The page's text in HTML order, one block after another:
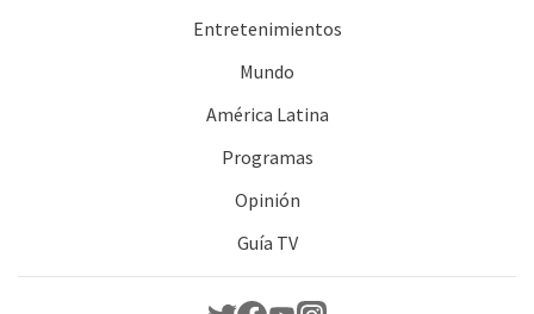
Entretenimientos
Mundo
América Latina
Programas
Opinión
Guía TV